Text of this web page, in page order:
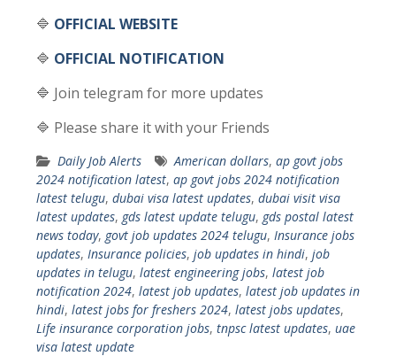
🔷 OFFICIAL WEBSITE
🔷 OFFICIAL NOTIFICATION
🔷 Join telegram for more updates
🔷 Please share it with your Friends
Daily Job Alerts American dollars, ap govt jobs
2024 notification latest, ap govt jobs 2024 notification
latest telugu, dubai visa latest updates, dubai visit visa
latest updates, gds latest update telugu, gds postal latest
news today, govt job updates 2024 telugu, Insurance jobs
updates, Insurance policies, job updates in hindi, job
updates in telugu, latest engineering jobs, latest job
notification 2024, latest job updates, latest job updates in
hindi, latest jobs for freshers 2024, latest jobs updates,
Life insurance corporation jobs, tnpsc latest updates, uae
visa latest update